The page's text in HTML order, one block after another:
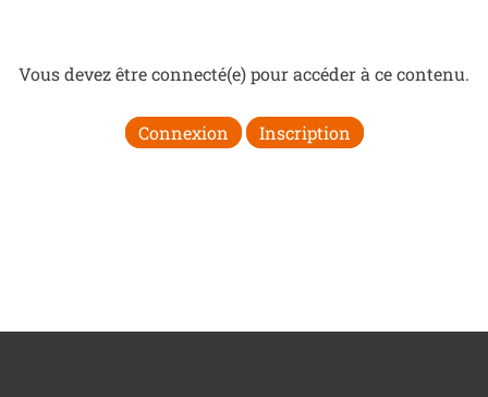
Vous devez être connecté(e) pour accéder à ce contenu.
Connexion Inscription